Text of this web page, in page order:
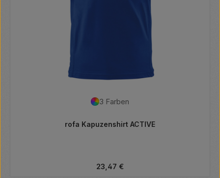
3 Farben
rofa Kapuzenshirt ACTIVE
Regulärer Preis:
23,47 €